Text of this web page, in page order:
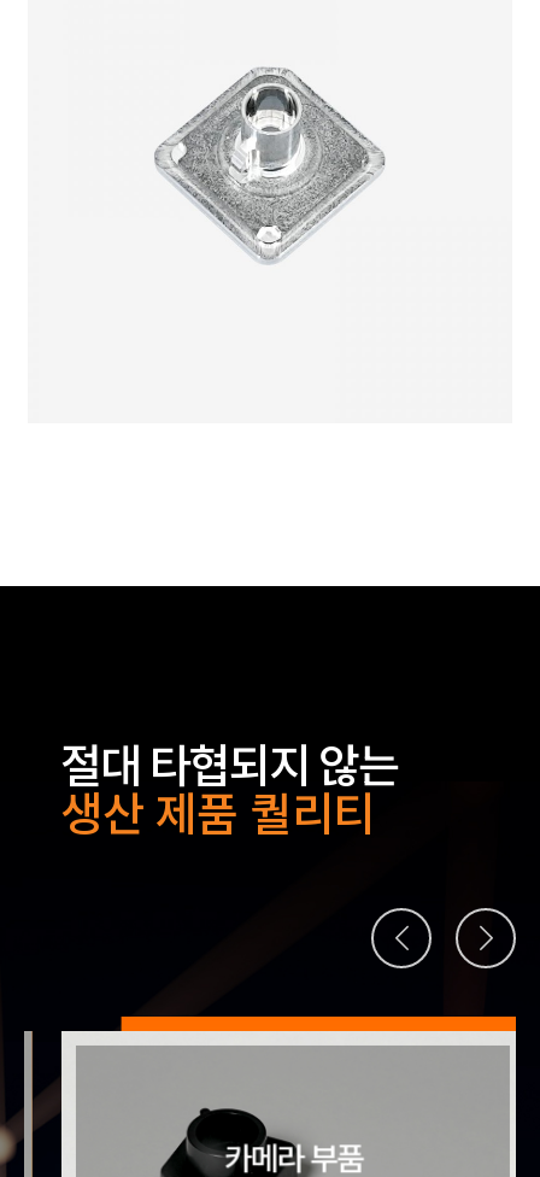
절대 타협되지 않는
생산 제품 퀄리티
카메라 부품